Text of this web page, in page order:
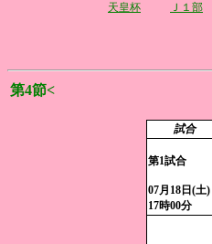
天皇杯 Ｊ１部
第4節<
試合
第1試合
07月18日(土)
17時00分